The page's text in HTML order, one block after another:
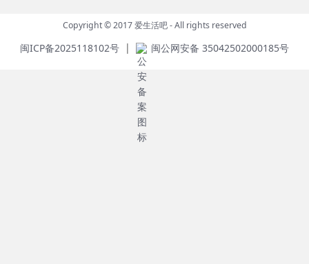
Copyright © 2017爱生活吧- All rights reserved
闽ICP备2025118102号 | 闽公网安备 35042502000185号